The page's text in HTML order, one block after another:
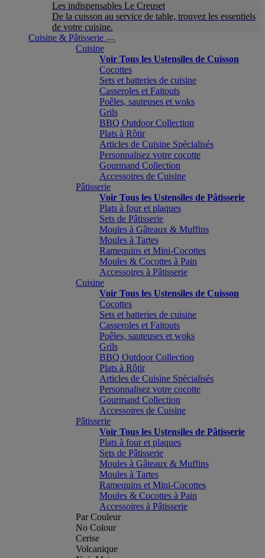
Les indispensables Le Creuset
De la cuisson au service de table, trouvez les essentiels
de votre cuisine.
Cuisine & Pâtisserie
Cuisine
Voir Tous les Ustensiles de Cuisson
Cocottes
Sets et batteries de cuisine
Casseroles et Faitouts
Poêles, sauteuses et woks
Grils
BBQ Outdoor Collection
Plats à Rôtir
Articles de Cuisine Spécialisés
Personnalisez votre cocotte
Gourmand Collection
Accessoires de Cuisine
Pâtisserie
Voir Tous les Ustensiles de Pâtisserie
Plats à four et plaques
Sets de Pâtisserie
Moules à Gâteaux & Muffins
Moules à Tartes
Ramequins et Mini-Cocottes
Moules & Cocottes à Pain
Accessoires à Pâtisserie
Cuisine
Voir Tous les Ustensiles de Cuisson
Cocottes
Sets et batteries de cuisine
Casseroles et Faitouts
Poêles, sauteuses et woks
Grils
BBQ Outdoor Collection
Plats à Rôtir
Articles de Cuisine Spécialisés
Personnalisez votre cocotte
Gourmand Collection
Accessoires de Cuisine
Pâtisserie
Voir Tous les Ustensiles de Pâtisserie
Plats à four et plaques
Sets de Pâtisserie
Moules à Gâteaux & Muffins
Moules à Tartes
Ramequins et Mini-Cocottes
Moules & Cocottes à Pain
Accessoires à Pâtisserie
Par Couleur
No Colour
Cerise
Volcanique